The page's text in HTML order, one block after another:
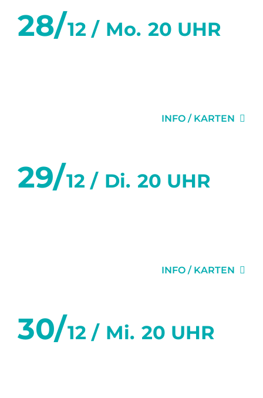
28/12 / Mo. 20 UHR
INFO / KARTEN
29/12 / Di. 20 UHR
INFO / KARTEN
30/12 / Mi. 20 UHR